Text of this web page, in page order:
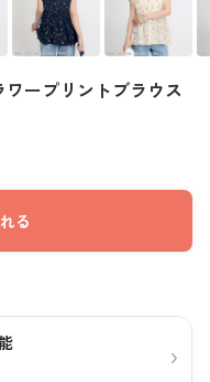
ワープリントブラウス
る
›